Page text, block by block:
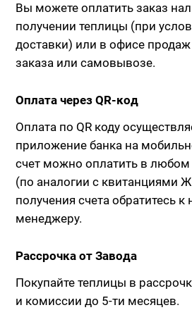
Вы можете оплатить заказ
получении теплицы (при
доставки) или в офисе
заказа или самовывозе.
Оплата через QR-код
Оплата по QR коду
приложение банка на
счет можно оплатить в любом
(по аналогии с квитанциями
получения счета обратитесь
менеджеру.
Рассрочка от Завода
Покупайте теплицы в
и комиссии до 5-ти месяцев.